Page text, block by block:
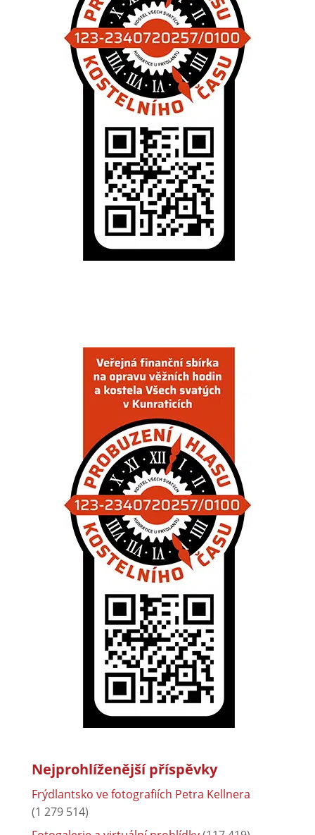
Nejprohlíženější příspěvky
Frýdlantsko ve fotografiích Petra Kellnera
(1 279 514)